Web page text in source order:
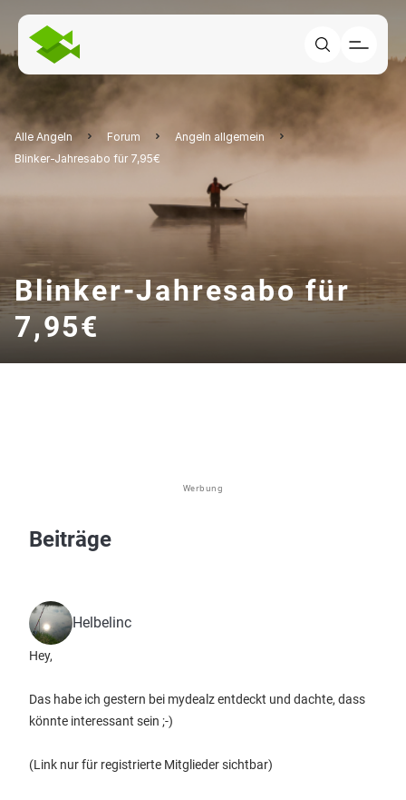
Alle Angeln Forum
Angeln allgemein
Blinker-Jahresabo für 7,95€
Blinker-Jahresabo für
7,95€
Werbung
Beiträge
Helbelinc
Hey,
Das habe ich gestern bei mydealz entdeckt und dachte, dass
könnte interessant sein ;-)
(Link nur für registrierte Mitglieder sichtbar)